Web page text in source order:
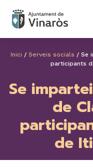
Inici / Serveis socials / Se
participants
Se
de
de